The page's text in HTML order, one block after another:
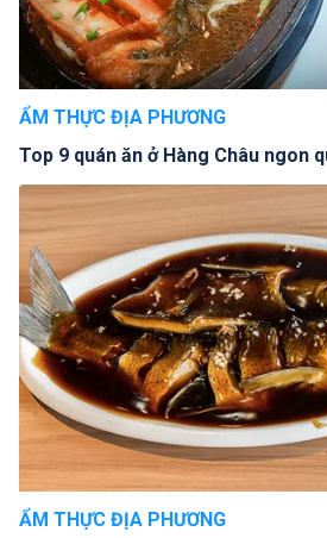
ẨM THỰC ĐỊA PHƯƠNG
Top 9 quán ăn ở Hàng Châu ngon
ẨM THỰC ĐỊA PHƯƠNG